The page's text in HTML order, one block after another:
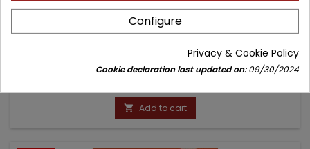
NEUROLOGIA PRAKTYCZNA
Author: Antoni Prusiński
(0)
price
 Add to cart
Configure
Privacy & Cookie Policy
Cookie declaration last updated on:09/30/2024